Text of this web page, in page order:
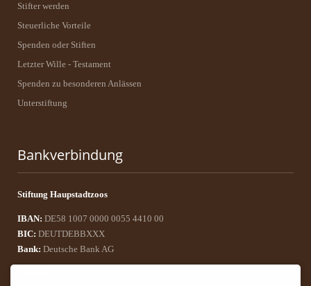
Stifter werden
Steuerliche Vorteile
Spenden oder Stiften
Letzter Wille - Testament
Spenden zu besonderen Anlässen
Unterstiftung
Bankverbindung
Stiftung Haupstadtzoos
IBAN: DE58 1007 0000 0055 4410 00
BIC: DEUTDEBBXXX
Bank: Deutsche Bank AG